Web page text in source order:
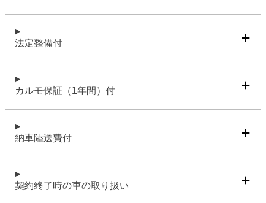
法定整備付
カルモ保証（1年間）付
納車陸送費付
契約終了時の車の取り扱い